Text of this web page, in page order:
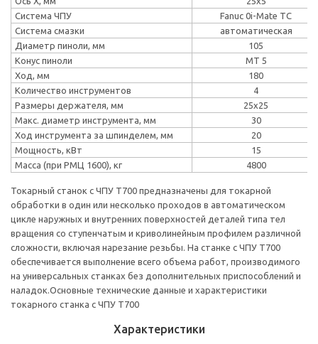
Система ЧПУ
Fanuc 0i-Mate TC
Система смазки
автоматическая
Диаметр пиноли, мм
105
Конус пиноли
MT 5
Ход, мм
180
Количество инструментов
4
Размеры держателя, мм
25x25
Макс. диаметр инструмента, мм
30
Ход инструмента за шпинделем, мм
20
Мощность, кВт
15
Масса (при РМЦ 1600), кг
4800
Токарный станок с ЧПУ T700 предназначены для токарной
обработки в один или несколько проходов в автоматическом
цикле наружных и внутренних поверхностей деталей типа тел
вращения со ступенчатым и криволинейным профилем различной
сложности, включая нарезание резьбы. На станке с ЧПУ T700
обеспечивается выполнение всего объема работ, производимого
на универсальных станках без дополнительных приспособлений и
наладок.Основные технические данные и характеристики
токарного станка с ЧПУ Т700
Характеристики